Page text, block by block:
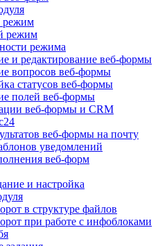
режим
режима
и редактирование веб-формы
вопросов веб-формы
статусов веб-формы
полей веб-формы
веб-формы и CRM
веб-формы на почту
уведомлений
веб-форм
и настройка
в структуре файлов
при работе с инфоблоками